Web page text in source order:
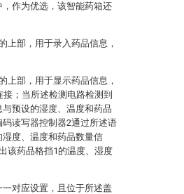
作为优选，该智能药箱还
上部，用于录入药品信息，
上部，用于显示药品信息，
；当所述检测电路检测到
预设的湿度、温度和药品
读写器控制器2通过所述语
度、温度和药品数量信
该药品格挡1的温度、湿度
对应设置，且位于所述盖